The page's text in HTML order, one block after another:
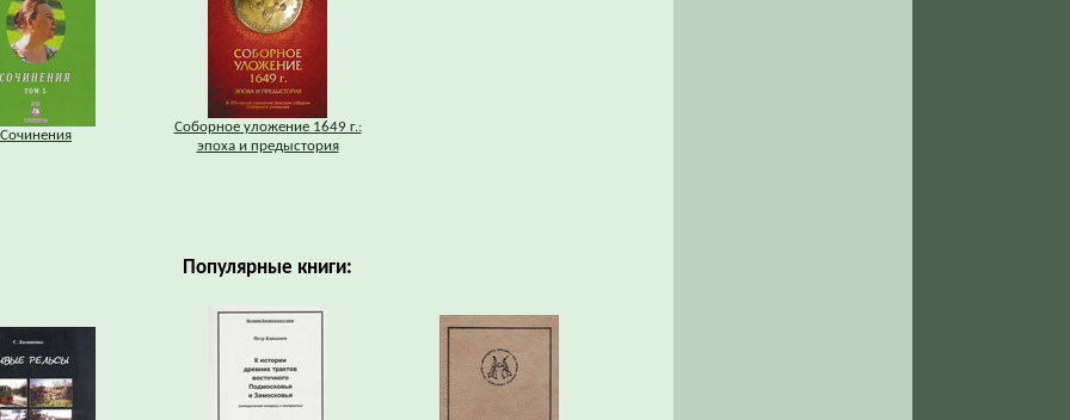
Сочинения
Соборное уложение 1649 г.:
эпоха и предыстория
Популярные книги: